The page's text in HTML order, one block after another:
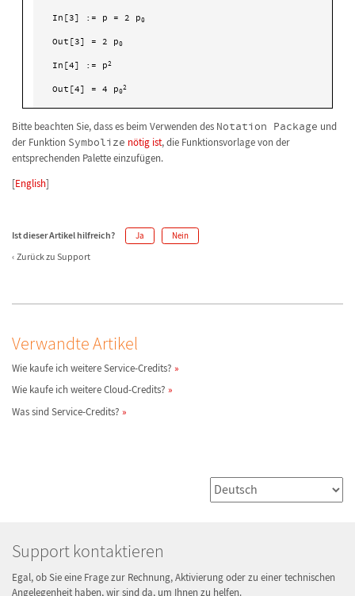
In[3] := p = 2 p0
Out[3] = 2 p0
In[4] := p2
Out[4] = 4 p02
Bitte beachten Sie, dass es beim Verwenden des Notation Package und
der Funktion Symbolize nötig ist, die Funktionsvorlage von der
entsprechenden Palette einzufügen.
[English]
Ist dieser Artikel hilfreich? Ja Nein
Zurück zu Support
Verwandte Artikel
Wie kaufe ich weitere Service-Credits?
Wie kaufe ich weitere Cloud-Credits?
Was sind Service-Credits?
Support kontaktieren
Egal, ob Sie eine Frage zur Rechnung, Aktivierung oder zu einer technischen
Angelegenheit haben, wir sind da, um Ihnen zu helfen.